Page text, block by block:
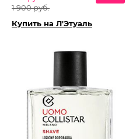
1 900 руб.
Купить на Л'Этуаль